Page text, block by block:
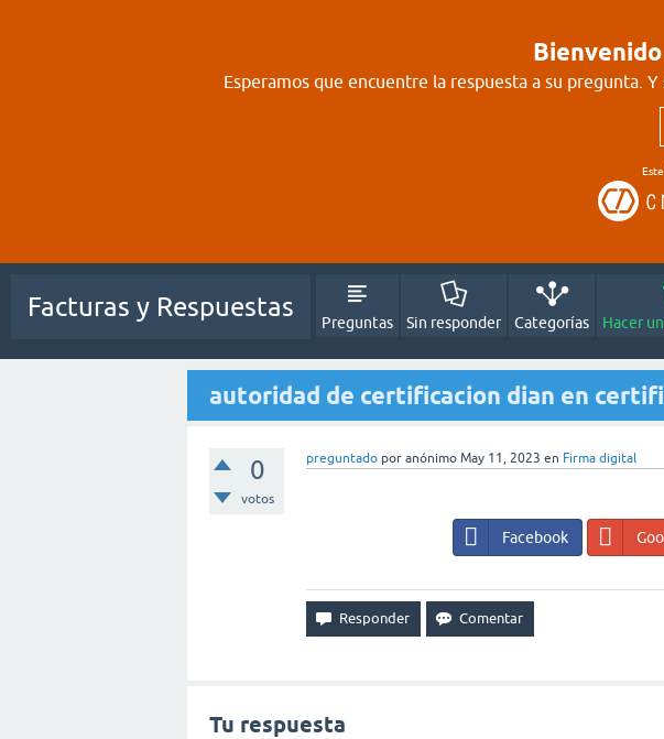
Esperamos que encuentre la respuesta a su pregunta.
Facturas y Respuestas
Preguntas Sin responder Categorías Hacer
autoridad de certificacion dian en
0
votos
preguntado por anónimo May 11, 2023 en Firma digital
Facebook
Tu respuesta